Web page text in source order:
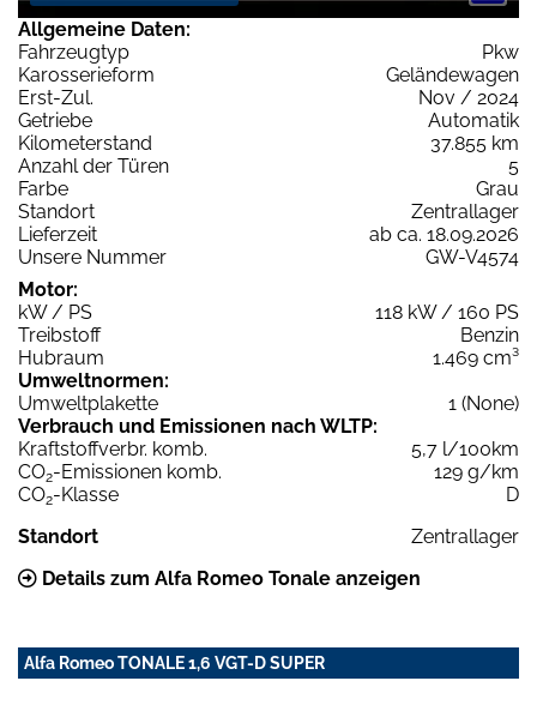
Allgemeine Daten:
Fahrzeugtyp
Pkw
Karosserieform
Geländewagen
Erst-Zul.
Nov / 2024
Getriebe
Automatik
Kilometerstand
37.855 km
Anzahl der Türen
5
Farbe
Grau
Standort
Zentrallager
Lieferzeit
ab ca. 18.09.2026
Unsere Nummer
GW-V4574
Motor:
kW / PS
118 kW / 160 PS
Treibstoff
Benzin
Hubraum
1.469 cm³
Umweltnormen:
Umweltplakette
1 (None)
Verbrauch und Emissionen nach WLTP:
Kraftstoffverbr. komb.
5,7 l/100km
CO2-Emissionen komb.
129 g/km
CO2-Klasse
D
Standort
Zentrallager
Details zum Alfa Romeo Tonale anzeigen
Alfa Romeo TONALE 1,6 VGT-D SUPER